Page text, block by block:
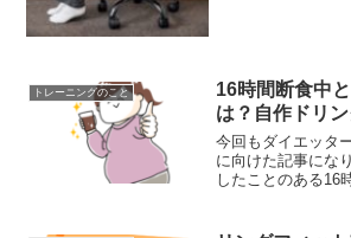
トレーニングのこと
16時間断食中
は？自作ドリン
今回もダイエッタ
に向けた記事にな
したことのある16